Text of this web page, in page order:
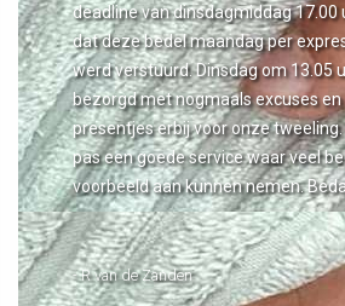
deadline van dinsdagmiddag 17.00
dat deze bedel maandag per
werd verstuurd. Dinsdag om 13.05
bezorgd met nogmaals excuses en
presentjes erbij voor onze tweeling.
pas een goede service waar veel
voorbeeld aan kunnen nemen.
- R van de Zanden